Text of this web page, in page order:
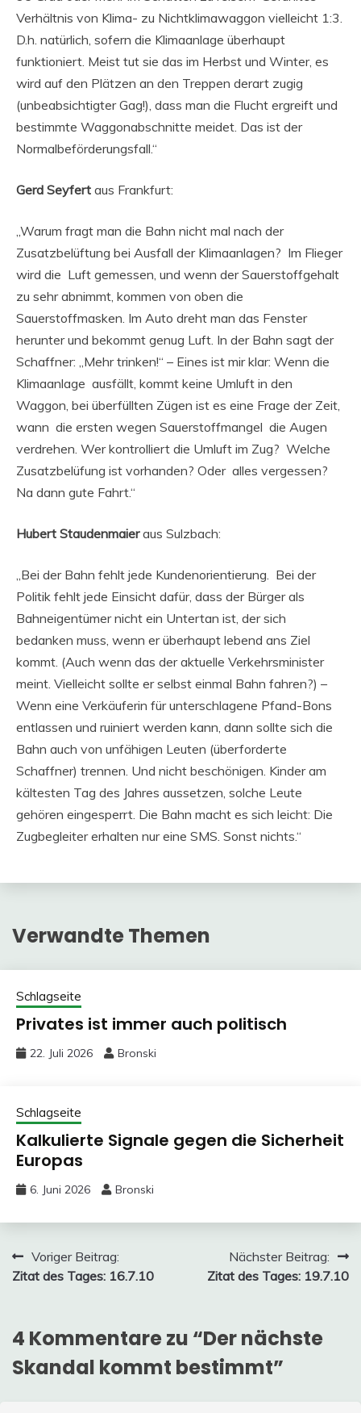
Verhältnis von Klima- zu Nichtklimawaggon vielleicht 1:3.
D.h. natürlich, sofern die Klimaanlage überhaupt
funktioniert. Meist tut sie das im Herbst und Winter, es
wird auf den Plätzen an den Treppen derart zugig
(unbeabsichtigter Gag!), dass man die Flucht ergreift und
bestimmte Waggonabschnitte meidet. Das ist der
Normalbeförderungsfall.“
Gerd Seyfert aus Frankfurt:
„Warum fragt man die Bahn nicht mal nach der
Zusatzbelüftung bei Ausfall der Klimaanlagen? Im Flieger
wird die Luft gemessen, und wenn der Sauerstoffgehalt
zu sehr abnimmt, kommen von oben die
Sauerstoffmasken. Im Auto dreht man das Fenster
herunter und bekommt genug Luft. In der Bahn sagt der
Schaffner: „Mehr trinken!“ – Eines ist mir klar: Wenn die
Klimaanlage ausfällt, kommt keine Umluft in den
Waggon, bei überfüllten Zügen ist es eine Frage der Zeit,
wann die ersten wegen Sauerstoffmangel die Augen
verdrehen. Wer kontrolliert die Umluft im Zug? Welche
Zusatzbelüfung ist vorhanden? Oder alles vergessen?
Na dann gute Fahrt.“
Hubert Staudenmaieraus Sulzbach:
„Bei der Bahn fehlt jede Kundenorientierung. Bei der
Politik fehlt jede Einsicht dafür, dass der Bürger als
Bahneigentümer nicht ein Untertan ist, der sich
bedanken muss, wenn er überhaupt lebend ans Ziel
kommt. (Auch wenn das der aktuelle Verkehrsminister
meint. Vielleicht sollte er selbst einmal Bahn fahren?) –
Wenn eine Verkäuferin für unterschlagene Pfand-Bons
entlassen und ruiniert werden kann, dann sollte sich die
Bahn auch von unfähigen Leuten (überforderte
Schaffner) trennen. Und nicht beschönigen. Kinder am
kältesten Tag des Jahres aussetzen, solche Leute
gehören eingesperrt. Die Bahn macht es sich leicht: Die
Zugbegleiter erhalten nur eine SMS. Sonst nichts.“
Verwandte Themen
Schlagseite
Privates ist immer auch politisch
22. Juli 2026 Bronski
Schlagseite
Kalkulierte Signale gegen die Sicherheit
Europas
6. Juni 2026 Bronski
Beitragsnavigation
Voriger Beitrag:
Zitat des Tages: 16.7.10
Nächster Beitrag:
Zitat des Tages: 19.7.10
4 Kommentare zu “Der nächste
Skandal kommt bestimmt”